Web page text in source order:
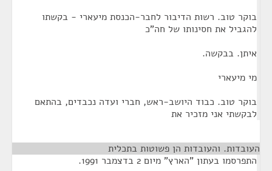
בוקר טוב. רשות הדיבור לחבר-הכנסת מיעארי - בקשתו
להגביל את חסינותו של חה"כ
איתן. בבקשה.
מי מיעארי
בוקר טוב. כבוד היושב-ראש, חברי ועדה נכבדים, בהתאם
לבקשתי אני מזכיר את
העובדות. והעובדות הן פשוטות בתכלית
התפרסמו בעתון "הארץ" מיום 2 בדצמבר 1991.